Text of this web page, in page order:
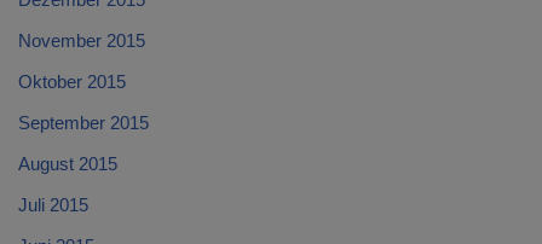
November 2015
Oktober 2015
September 2015
August 2015
Juli 2015